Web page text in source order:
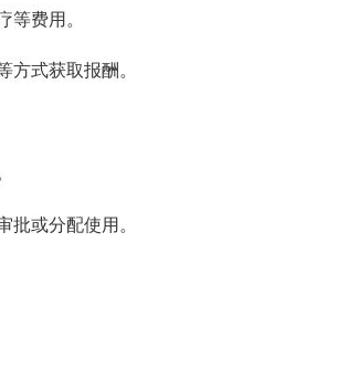
费用。
式获取报酬。
或分配使用。